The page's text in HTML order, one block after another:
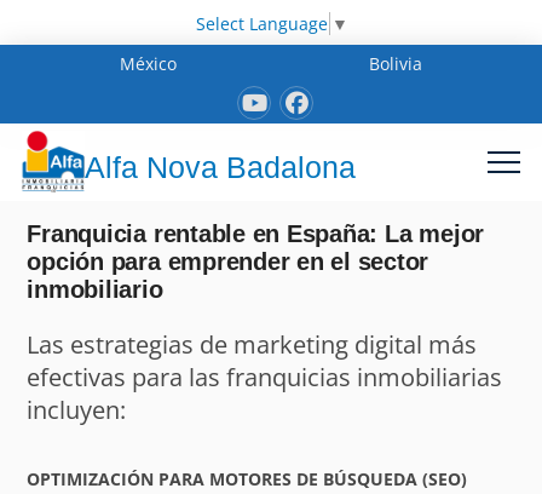
Select Language ▼
México
Bolivia
Alfa Nova Badalona
Franquicia rentable en España: La mejor
opción para emprender en el sector
inmobiliario
Las estrategias de marketing digital más
efectivas para las franquicias inmobiliarias
incluyen:
OPTIMIZACIÓN PARA MOTORES DE BÚSQUEDA (SEO)